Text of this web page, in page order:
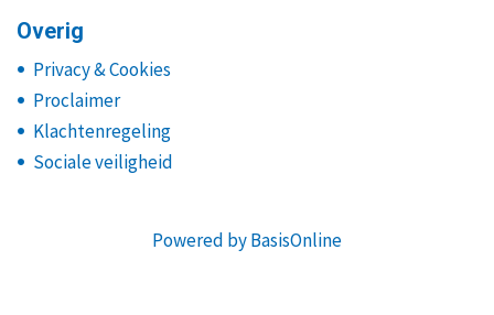
Overig
Privacy & Cookies
Proclaimer
Klachtenregeling
Sociale veiligheid
Powered by BasisOnline